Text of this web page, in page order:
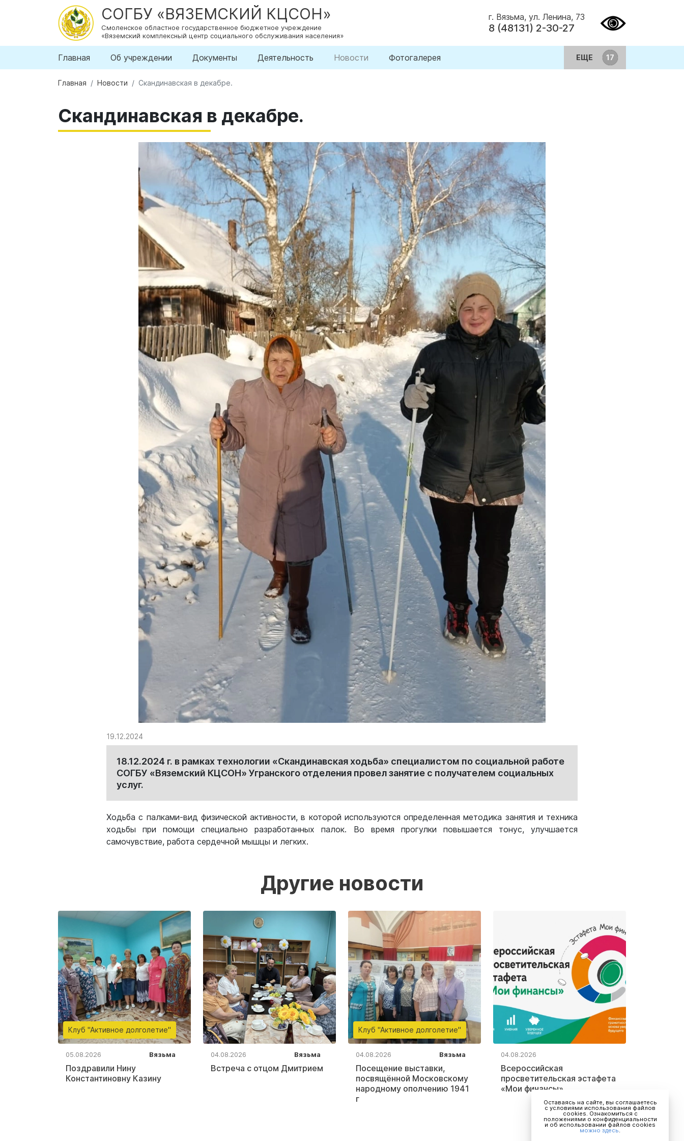
СОГБУ «ВЯЗЕМСКИЙ КЦСОН»
Смоленское областное государственное бюджетное учреждение
«Вяземский комплексный центр социального обслуживания населения»
г. Вязьма, ул. Ленина, 73
8 (48131) 2-30-27
Главная Об учреждении Документы Деятельность Новости Фотогалерея ЕЩЕ
Главная Новости Скандинавская в декабре.
Скандинавская в декабре.
19.12.2024
18.12.2024 г. в рамках технологии «Скандинавская ходьба» специалистом по социальной работе
СОГБУ «Вяземский КЦСОН» Угранского отделения провел занятие с получателем социальных
услуг.
Ходьба с палками-вид физической активности, в которой используются определенная методика занятия и техника
ходьбы при помощи специально разработанных палок. Во время прогулки повышается тонус, улучшается
самочувствие, работа сердечной мышцы и легких.
Другие новости
Клуб "Активное долголетие"
05.08.2026 Вязьма
Поздравили Нину
Константиновну Казину
04.08.2026 Вязьма
Встреча с отцом Дмитрием
Клуб "Активное долголетие"
04.08.2026 Вязьма
Посещение выставки,
посвящённой Московскому
народному ополчению 1941
г
04.08.2026
Всероссийская
просветительская эстафета
«Мои финансы»
Оставаясь на сайте, вы соглашаетесь
с условиями использования файлов
cookies. Ознакомиться с
положениями о конфиденциальности
и об использовании файлов cookies
можно здесь.